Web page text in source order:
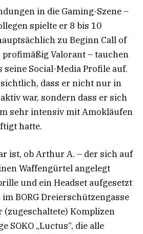
in die Gaming-Szene –
spielte er 8 bis 10
zu Beginn Call of
profimäßig Valorant – tauchen
Social-Media Profile auf.
dass er nicht nur in
war, sondern dass er sich
sehr intensiv mit Amokläufen
hatte.
ist, ob Arthur A. – der sich auf
Waffengürtel angelegt
und ein Headset aufgesetzt
BORG Dreierschützengasse
(zugeschaltete) Komplizen
SOKO „Luctus“, die alle